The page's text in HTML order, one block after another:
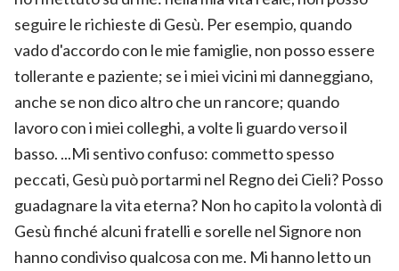
seguire le richieste di Gesù. Per esempio, quando
vado d'accordo con le mie famiglie, non posso essere
tollerante e paziente; se i miei vicini mi danneggiano,
anche se non dico altro che un rancore; quando
lavoro con i miei colleghi, a volte li guardo verso il
basso. ...Mi sentivo confuso: commetto spesso
peccati, Gesù può portarmi nel Regno dei Cieli? Posso
guadagnare la vita eterna? Non ho capito la volontà di
Gesù finché alcuni fratelli e sorelle nel Signore non
hanno condiviso qualcosa con me. Mi hanno letto un